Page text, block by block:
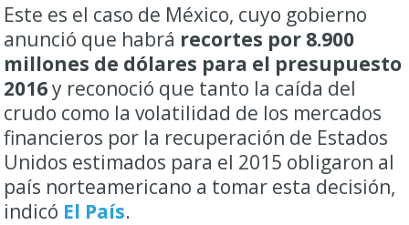
Este es el caso de México, cuyo gobierno
anunció que habrá recortes por 8.900
millones de dólares para el presupuesto
2016y reconoció que tanto la caída del
crudo como la volatilidad de los mercados
financieros por la recuperación de Estados
Unidos estimados para el 2015 obligaron al
país norteamericano a tomar esta decisión,
indicó El País.